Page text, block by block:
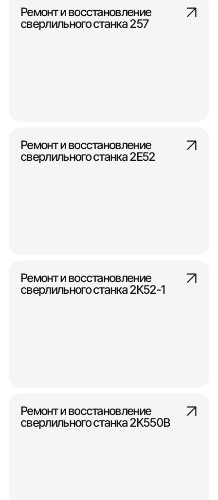
Ремонт и восстановление
сверлильного станка 257
Ремонт и восстановление
сверлильного станка 2Е52
Ремонт и восстановление
сверлильного станка 2К52-1
Ремонт и восстановление
сверлильного станка 2К550В